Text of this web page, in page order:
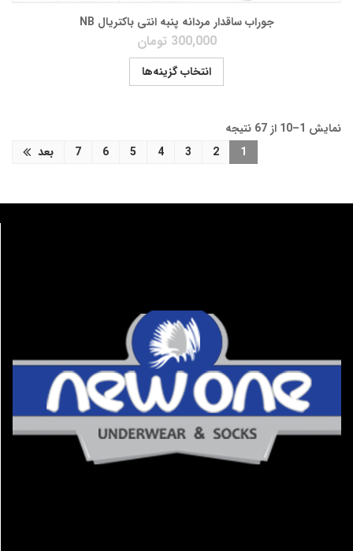
جوراب ساقدار مردانه پنبه انتی باکتریال NB
300,000 تومان
انتخاب گزینه‌ها
نمایش 1–10 از 67 نتیجه
1
2
3
4
5
6
7 بعد